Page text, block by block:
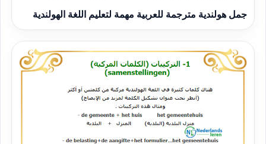
جمل هولندية مترجمة للعربية مهمة لتعليم اللغة الهولندية